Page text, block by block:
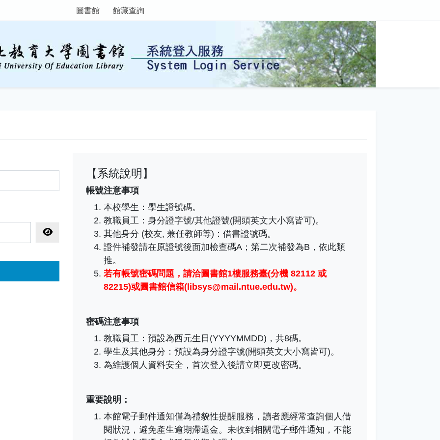
圖書館 館藏查詢
顯示密碼
【系統說明】
帳號注意事項
本校學生：學生證號碼。
教職員工 ：身分證字號/其他證號(開頭英文大小寫皆可)。
其他身分 (校友, 兼任教師等)：借書證號碼。
證件補發請在原證號後面加檢查碼A；第二次補發為B，依此類
推。
若有帳號密碼問題，請洽圖書館1樓服務臺(分機 82112 或
82215)或圖書館信箱(libsys@mail.ntue.edu.tw)。
密碼注意事項
教職員工：預設為西元生日(YYYYMMDD)，共8碼。
學生及其他身分：預設為身分證字號(開頭英文大小寫皆可)。
為維護個人資料安全，首次登入後請立即更改密碼。
重要說明：
本館電子郵件通知僅為禮貌性提醒服務，讀者應經常查詢個人借
閱狀況，避免產生逾期滯還金。未收到相關電子郵件通知，不能